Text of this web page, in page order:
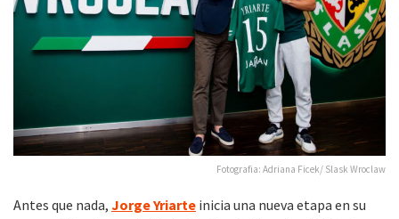
Fotografia: Adriana Ficek/ Slask Wroclaw
Antes que nada, Jorge Yriarte inicia una nueva etapa en su